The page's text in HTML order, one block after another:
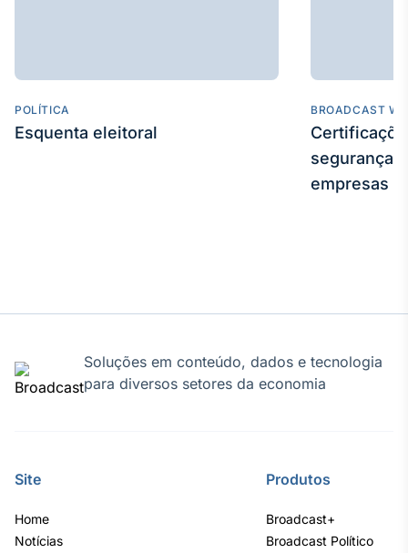
POLÍTICA
Esquenta eleitoral
BROADCAST
segurança
empresas
Soluções em conteúdo, dados e tecnologia
para diversos setores da economia
Site
Home
Notícias
Produtos
Broadcast+
Broadcast Político